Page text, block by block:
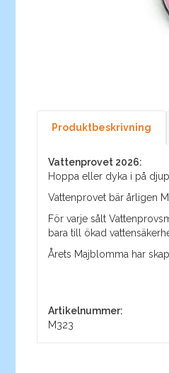
Produktbeskrivning
Vattenprovet 2026:
Hoppa eller dyka i på
Vattenprovet bär årligen
För varje sålt
bara till ökad
Årets Majblomma har
Artikelnummer:
M323